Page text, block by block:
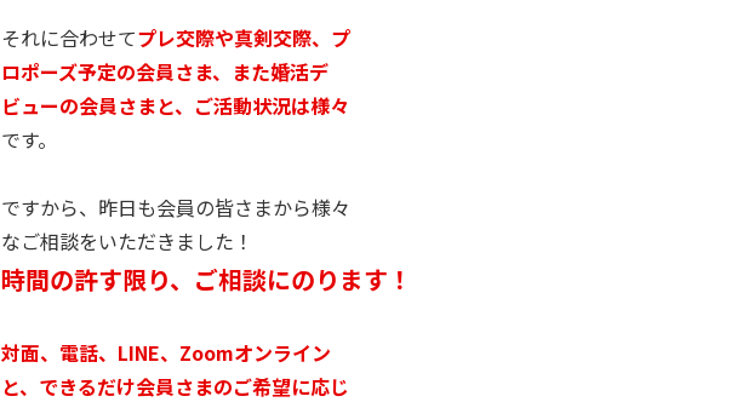
それに合わせてプレ交際や真剣交際、プ
ロポーズ予定の会員さま、また婚活デ
ビューの会員さまと、ご活動状況は様々
です。
ですから、昨日も会員の皆さまから様々
なご相談をいただきました！
時間の許す限り、ご相談にのります！
対面、電話、LINE、Zoomオンライン
と、できるだけ会員さまのご希望に応じ